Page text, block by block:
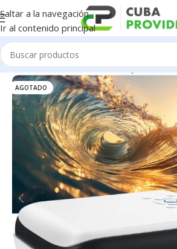
Saltar a la navegación
Ir al contenido principal
Inicio/Electrodomésticos/Proyectores
AGOTADO